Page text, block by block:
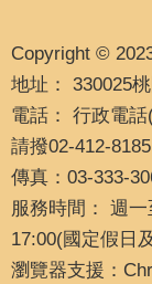
Copyright ©
地址： 330025
電話： 行政電
請撥02-412-8185
傳真：03-333-
服務時間： 週
17:00(國定假日
瀏覽器支援：